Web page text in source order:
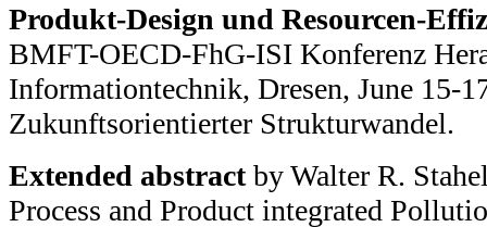
Produkt-Design und Resourcen-
BMFT-OECD-FhG-ISI Konferenz
Informationtechnik, Dresen, June 15-
Zukunftsorientierter Strukturwandel.
Extended abstractby Walter R.
Process and Product integrated